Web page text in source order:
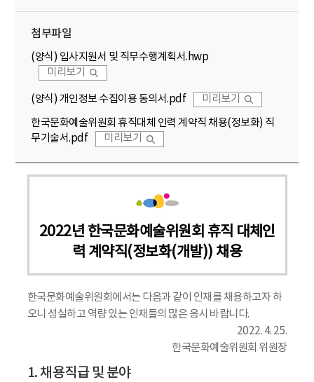
첨부파일
(양식) 입사지원서 및 직무수행계획서.hwp
미리보기
(양식) 개인정보 수집이용 동의서.pdf 미리보기
한국문화예술위원회 휴직대체 인력 계약직 채용(정보화) 직
무기술서.pdf
미리보기
2022년 한국문화예술위원회 휴직 대체인
력 계약직(정보화(개발)) 채용
한국문화예술위원회에서는 다음과 같이 인재를 채용하고자 하
오니 성실하고 역량 있는 인재들의 많은 응시 바랍니다.
2022. 4. 25.
한국문화예술위원회 위원장
1. 채용직급 및 분야